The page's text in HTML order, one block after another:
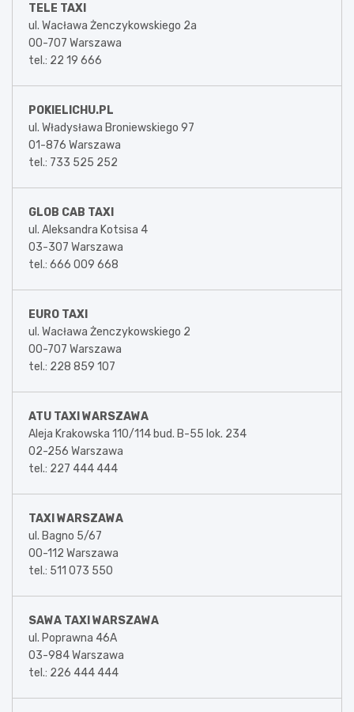
TELE TAXI
ul. Wacława Żenczykowskiego 2a
00-707 Warszawa
tel.: 22 19 666
POKIELICHU.PL
ul. Władysława Broniewskiego 97
01-876 Warszawa
tel.: 733 525 252
GLOB CAB TAXI
ul. Aleksandra Kotsisa 4
03-307 Warszawa
tel.: 666 009 668
EURO TAXI
ul. Wacława Żenczykowskiego 2
00-707 Warszawa
tel.: 228 859 107
ATU TAXI WARSZAWA
Aleja Krakowska 110/114 bud. B-55 lok. 234
02-256 Warszawa
tel.: 227 444 444
TAXI WARSZAWA
ul. Bagno 5/67
00-112 Warszawa
tel.: 511 073 550
SAWA TAXI WARSZAWA
ul. Poprawna 46A
03-984 Warszawa
tel.: 226 444 444